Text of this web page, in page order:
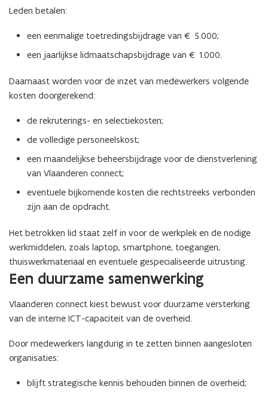
n
c
n
c
Leden betalen:
een eenmalige toetredingsbijdrage van € 5.000;
een jaarlijkse lidmaatschapsbijdrage van € 1.000.
Daarnaast worden voor de inzet van medewerkers volgende
kosten doorgerekend:
de rekruterings- en selectiekosten;
de volledige personeelskost;
een maandelijkse beheersbijdrage voor de dienstverlening
van Vlaanderen connect;
eventuele bijkomende kosten die rechtstreeks verbonden
zijn aan de opdracht.
Het betrokken lid staat zelf in voor de werkplek en de nodige
werkmiddelen, zoals laptop, smartphone, toegangen,
thuiswerkmateriaal en eventuele gespecialiseerde uitrusting.
Een duurzame samenwerking
Vlaanderen connect kiest bewust voor duurzame versterking
van de interne ICT-capaciteit van de overheid.
Door medewerkers langdurig in te zetten binnen aangesloten
organisaties:
blijft strategische kennis behouden binnen de overheid;